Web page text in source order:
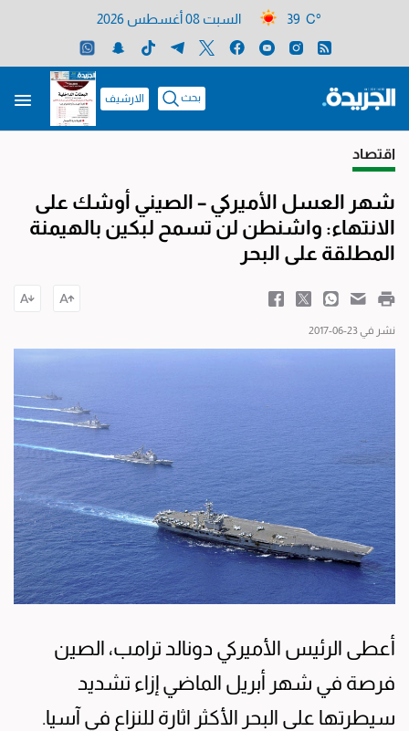
39 C° السبت 08 أغسطس 2026
بحث الارشيف
اقتصاد
شهر العسل الأميركي – الصيني أوشك على
الانتهاء: واشنطن لن تسمح لبكين بالهيمنة
المطلقة على البحر
نشر في 23-06-2017
أعطى الرئيس الأميركي دونالد ترامب، الصين
فرصة في شهر أبريل الماضي إزاء تشديد
سيطرتها على البحر الأكثر اثارة للنزاع في آسيا.